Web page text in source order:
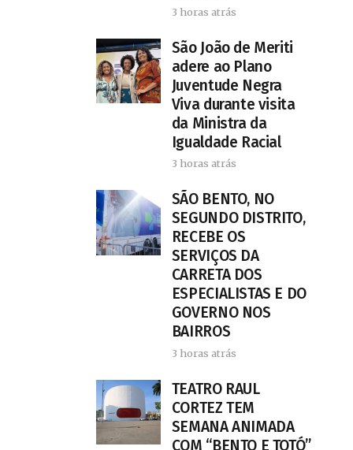
3 horas atrás
São João de Meriti
adere ao Plano
Juventude Negra
Viva durante visita
da Ministra da
Igualdade Racial
3 horas atrás
SÃO BENTO, NO
SEGUNDO DISTRITO,
RECEBE OS
SERVIÇOS DA
CARRETA DOS
ESPECIALISTAS E DO
GOVERNO NOS
BAIRROS
3 horas atrás
TEATRO RAUL
CORTEZ TEM
SEMANA ANIMADA
COM “BENTO E TOTÓ”